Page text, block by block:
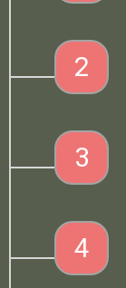
2
3
4